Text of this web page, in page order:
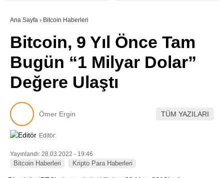
Youtube
TikTok
SÖZLÜK
Ana Sayfa › Bitcoin Haberleri
Bitcoin, 9 Yıl Önce Tam
Bugün “1 Milyar Dolar”
Değere Ulaştı
Ömer Ergin TÜM YAZILARI
Editör:
Yayınlandı: 28.03.2022 - 19:46
Bitcoin Haberleri Kripto Para Haberleri